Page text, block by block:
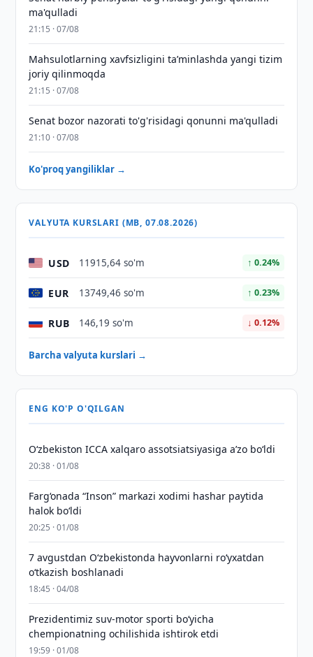
ma'qulladi
21:15 · 07/08
Mahsulotlarning xavfsizligini taʼminlashda yangi tizim
joriy qilinmoqda
21:15 · 07/08
Senat bozor nazorati to'g'risidagi qonunni ma'qulladi
21:10 · 07/08
Ko'proq yangiliklar →
VALYUTA KURSLARI (MB, 07.08.2026)
USD 11915,64 so'm ↑ 0.24%
EUR 13749,46 so'm ↑ 0.23%
RUB 146,19 so'm ↓ 0.12%
Barcha valyuta kurslari →
ENG KO'P O'QILGAN
O‘zbekiston ICCA xalqaro assotsiatsiyasiga aʼzo bo‘ldi
20:38 · 01/08
Farg‘onada “Inson” markazi xodimi hashar paytida
halok bo‘ldi
20:25 · 01/08
7 avgustdan O‘zbekistonda hayvonlarni ro‘yxatdan
o‘tkazish boshlanadi
18:45 · 04/08
Prezidentimiz suv-motor sporti bo‘yicha
chempionatning ochilishida ishtirok etdi
19:59 · 01/08